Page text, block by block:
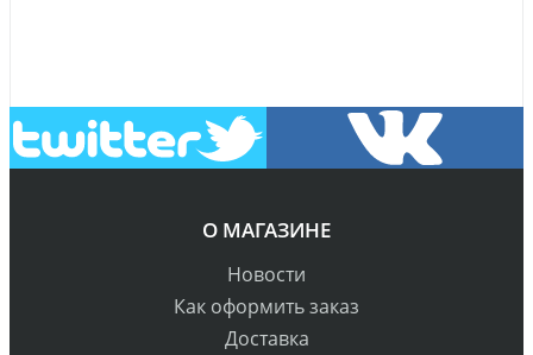
О МАГАЗИНЕ
Новости
Как оформить заказ
Доставка